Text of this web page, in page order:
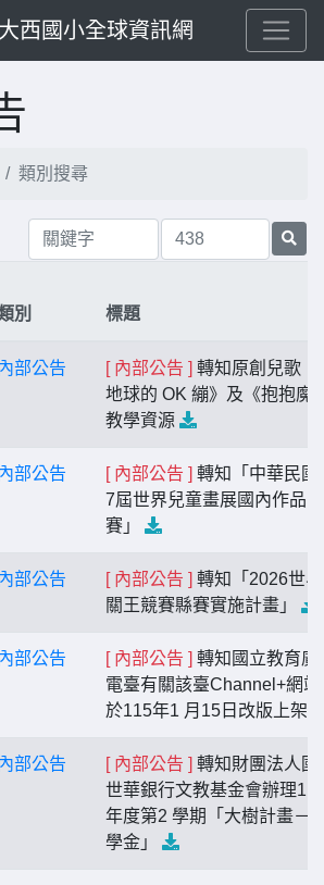
西國小全球資訊網
類別搜尋
別 標題
部公告 [ 內部公告 ] 轉知原創兒歌《
地球的 OK 繃》及《抱抱魔
教學資源
部公告 [ 內部公告 ] 轉知「中華民國
7屆世界兒童畫展國內作品比
賽」
部公告 [ 內部公告 ] 轉知「2026世
關王競賽縣賽實施計畫」
部公告 [ 內部公告 ] 轉知國立教育廣
電臺有關該臺Channel+網站
於115年1 月15日改版上架
部公告 [ 內部公告 ] 轉知財團法人國
世華銀行文教基金會辦理
年度第2 學期「大樹計畫－
學金」